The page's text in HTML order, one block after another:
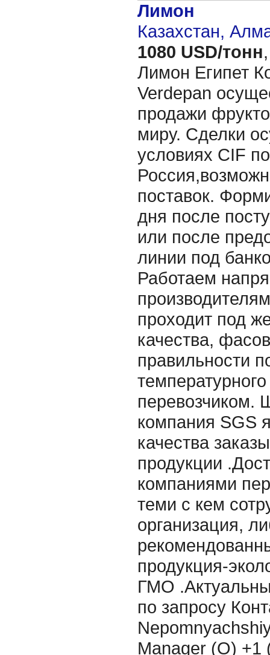
Лимон
Казахстан,
1080 USD/тонн,
Лимон Египет
Verdepan
продажи
миру. Сделки
условиях CIF
поставок.
дня после
или после
линии под
Работаем
проходит под
качества,
правильности
перевозчиком.
компания SGS
качества
продукции
компаниями
теми с кем
организация,
продукция-
ГМО
по запросу
Manager (O) +1